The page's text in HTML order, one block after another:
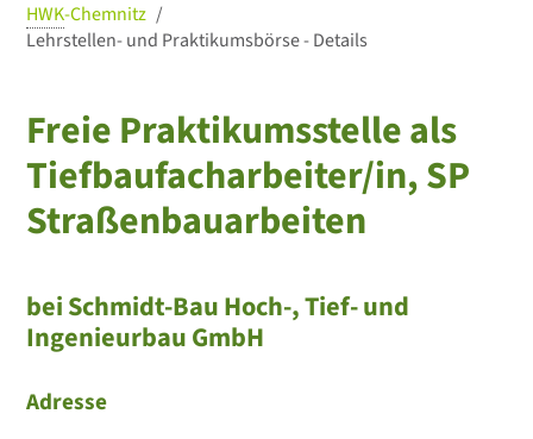
HWK-Chemnitz
Lehrstellen- und Praktikumsbörse - Details
Freie Praktikumsstelle als
Tiefbaufacharbeiter/in, SP
Straßenbauarbeiten
bei Schmidt-Bau Hoch-, Tief- und
Ingenieurbau GmbH
Adresse